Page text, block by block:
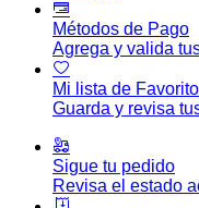
Métodos de Pago
Agrega y valida
Mi lista de
Guarda y revisa
Sigue tu pedido
Revisa el estado